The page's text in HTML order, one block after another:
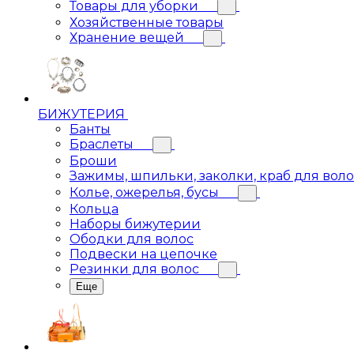
Товары для уборки
Хозяйственные товары
Хранение вещей
БИЖУТЕРИЯ
Банты
Браслеты
Броши
Зажимы, шпильки, заколки, краб для
Колье, ожерелья, бусы
Кольца
Наборы бижутерии
Ободки для волос
Подвески на цепочке
Резинки для волос
Еще